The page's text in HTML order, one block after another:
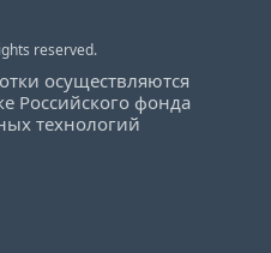
reserved.
осуществляются
Российского фонда
технологий